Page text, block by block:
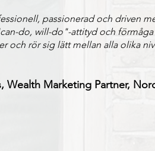
passionerad och driven
do, will-do"-attityd och
och rör sig lätt mellan alla olika
Wealth Marketing Partner,